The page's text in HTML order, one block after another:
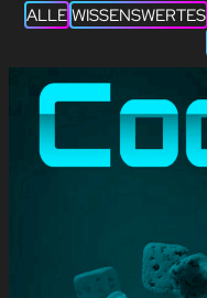
ALLE WISSENSWERTES